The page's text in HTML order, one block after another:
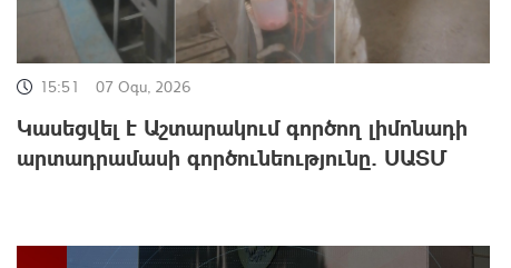
15:51 07 Օգս, 2026
Կասեցվել է Աշտարակում գործող լիմոնադի
արտադրամասի գործունեությունը. ՍԱՏՄ